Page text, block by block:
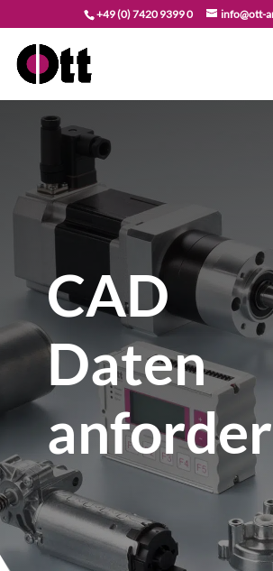
+49 (0) 7420 9399 0 info@ott-
CAD
Daten